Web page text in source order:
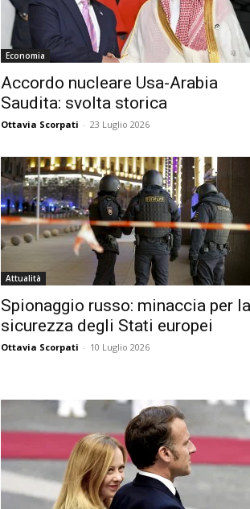
Economia
Accordo nucleare Usa-Arabia
Saudita: svolta storica
Ottavia Scorpati - 23 Luglio 2026
Attualità
Spionaggio russo: minaccia per la
sicurezza degli Stati europei
Ottavia Scorpati - 10 Luglio 2026